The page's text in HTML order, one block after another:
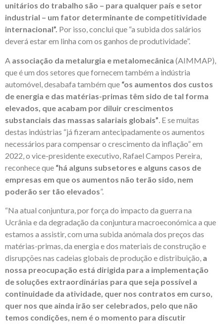
unitários do trabalho são – para qualquer país e setor
industrial – um fator determinante de competitividade
internacional”. Por isso, conclui que “a subida dos salários
deverá estar em linha com os ganhos de produtividade”.
A associação da metalurgia e metalomecânica (AIMMAP),
que é um dos setores que fornecem também a indústria
automóvel, desabafa também que “os aumentos dos custos
de energia e das matérias-primas têm sido de tal forma
elevados, que acabam por diluir crescimentos
substanciais das massas salariais globais” . E se muitas
destas indústrias “já fizeram antecipadamente os aumentos
necessários para compensar o crescimento da inflação” em
2022, o vice-presidente executivo, Rafael Campos Pereira,
reconhece que “há alguns subsetores e alguns casos de
empresas em que os aumentos não terão sido, nem
poderão ser tão elevados”.
“Na atual conjuntura, por força do impacto da guerra na
Ucrânia e da degradação da conjuntura macroeconómica a que
estamos a assistir, com uma subida anómala dos preços das
matérias-primas, da energia e dos materiais de construção e
disrupções nas cadeias globais de produção e distribuição, a
nossa preocupação está dirigida para a implementação
de soluções extraordinárias para que seja possível a
continuidade da atividade, quer nos contratos em curso,
quer nos que ainda irão ser celebrados, pelo que não
temos condições, nem é o momento para discutir